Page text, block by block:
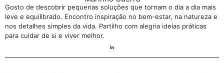
Gosto de descobrir pequenas soluções que tornam o dia a dia mais
leve e equilibrado. Encontro inspiração no bem-estar, na natureza e
nos detalhes simples da vida. Partilho com alegria ideias práticas
para cuidar de si e viver melhor.